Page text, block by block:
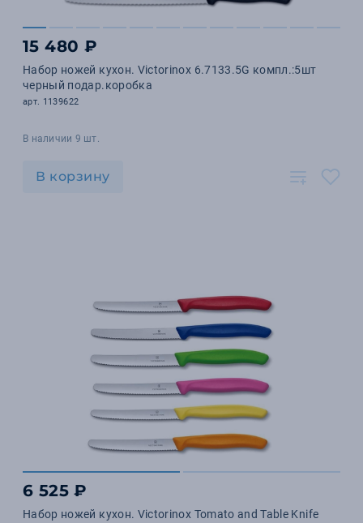
15 480 ₽
Набор ножей кухон. Victorinox 6.7133.5G компл.:5шт
черный подар.коробка
арт. 1139622
В наличии 9 шт.
В корзину
6 525 ₽
Набор ножей кухон. Victorinox Tomato and Table Knife